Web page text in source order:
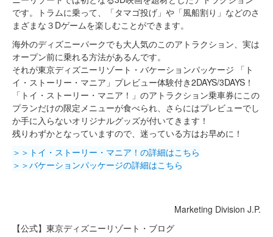
です。トラムに乗って、「タマゴ投げ」や「風船割り」などのさ
まざまな３Dゲームを楽しむことができます。
海外のディズニーパークでも大人気のこのアトラクション、実は
オープン前に乗れる方法があるんです。
それが東京ディズニーリゾート・バケーションパッケージ 「ト
イ・ストーリー・マニア」プレビュー体験付き2DAYS/3DAYS！
「トイ・ストーリー・マニア！」のアトラクション乗車券にこの
プランだけの限定メニューが食べられ、さらにはプレビューでし
か手に入らないオリジナルグッズが付いてきます！
残りわずかとなっていますので、迷っている方はお早めに！
＞＞トイ・ストーリー・マニア！の詳細はこちら
＞＞バケーションパッケージの詳細はこちら
Marketing Division J.P.
【公式】東京ディズニーリゾート・ブログ